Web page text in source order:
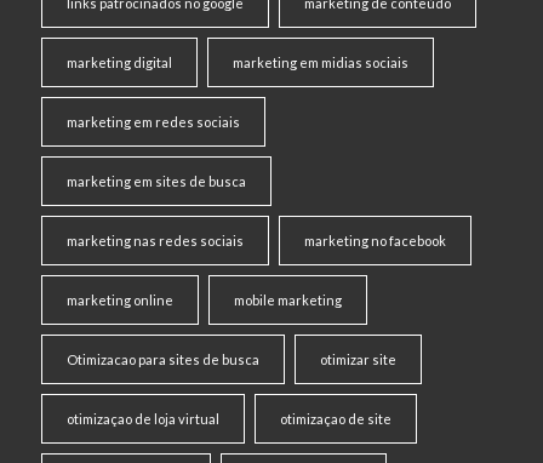
links patrocinados no google marketing de conteúdo
marketing digital marketing em midias sociais
marketing em redes sociais
marketing em sites de busca
marketing nas redes sociais marketing no facebook
marketing online mobile marketing
Otimizacao para sites de busca otimizar site
otimizaçao de loja virtual otimizaçao de site